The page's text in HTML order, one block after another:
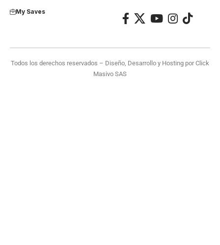
My Saves
Todos los derechos reservados – Diseño, Desarrollo y Hosting porClick
Masivo SAS